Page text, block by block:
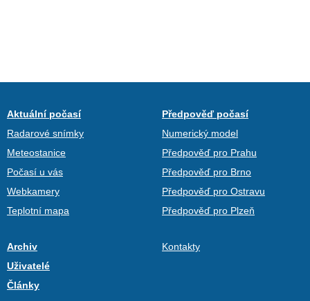
Aktuální počasí
Radarové snímky
Meteostanice
Počasí u vás
Webkamery
Teplotní mapa
Předpověď počasí
Numerický model
Předpověď pro Prahu
Předpověď pro Brno
Předpověď pro Ostravu
Předpověď pro Plzeň
Archiv
Uživatelé
Články
Kontakty